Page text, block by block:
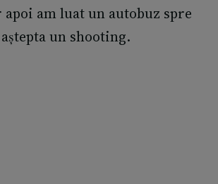
am luat un autobuz spre
un shooting.